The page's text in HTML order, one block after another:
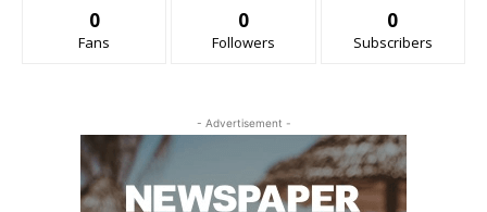
0
Fans
0
Followers
0
Subscribers
- Advertisement -